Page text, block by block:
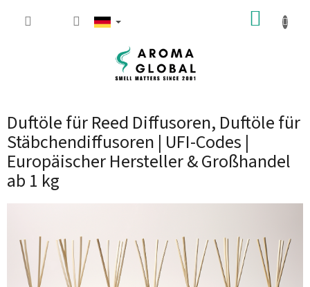
Duftöle für Reed Diffusoren, Duftöle für
Stäbchendiffusoren | UFI-Codes |
Europäischer Hersteller & Großhandel
ab 1 kg